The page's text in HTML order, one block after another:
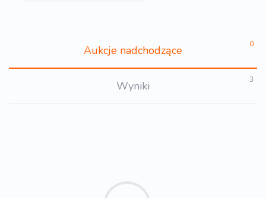
Aukcje nadchodzące 0
Wyniki 3